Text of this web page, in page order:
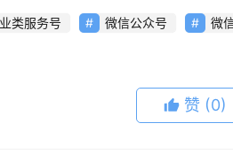
类服务号 微信公众号 微
赞 (0)